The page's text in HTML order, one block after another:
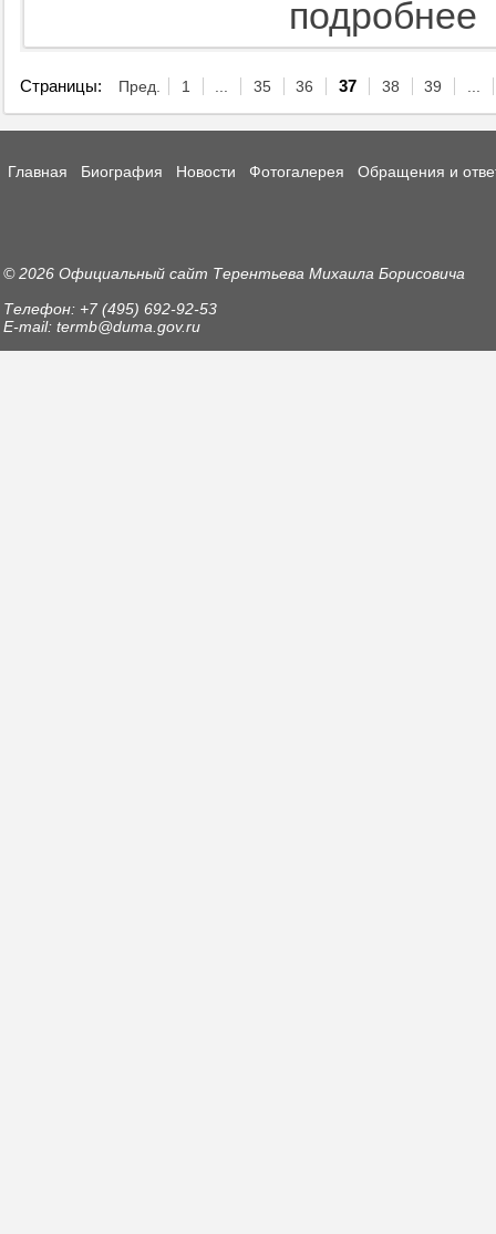
подробнее
Страницы: Пред. 1 ... 35 36 37 38 39 ...
Главная Биография Новости Фотогалерея Обращения и
© 2026 Официальный сайт Терентьева Михаила Борисовича
Телефон: +7 (495) 692-92-53
E-mail: termb@duma.gov.ru